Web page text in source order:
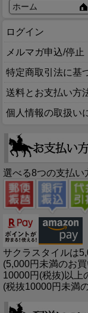
ホーム
ログイン
メルマガ申込/停止
特定商取引法に基
送料とお支払い方
個人情報の取扱い
選べる8つの支払い
サクラスタイルは
(5,000円未満のお
10000円(税抜)以上
(税抜10000円未満